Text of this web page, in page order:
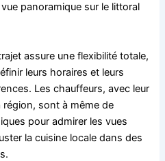
panoramique sur le littoral
assure une flexibilité totale,
leurs horaires et leurs
Les chauffeurs, avec leur
sont à même de
pour admirer les vues
la cuisine locale dans des